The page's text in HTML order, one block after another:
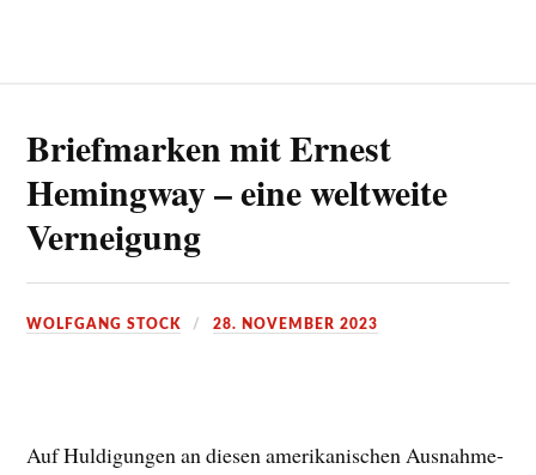
Briefmarken mit Ernest
Hemingway – eine weltweite
Verneigung
WOLFGANG STOCK 28. NOVEMBER 2023
Auf Huldigungen an diesen amerikanischen Ausnahme-